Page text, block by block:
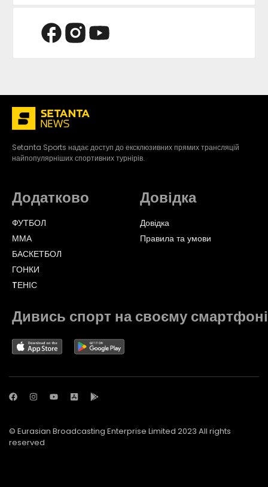
Setanta Sports надає доступ до ексклюзивних прямих трансляцій
найпопулярніших спортивних турнірів.
Додатково
ФУТБОЛ
ММА
БАСКЕТБОЛ
ГОНКИ
TЕНІС
Довідка
Довідка
Правила та умови
Дивись спорт на своєму смартфоні
© Eurasian Broadcasting Enterprise Limited 2023 All rights
reserved